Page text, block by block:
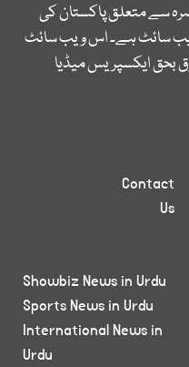
سے متعلق پاکستان کی
سائٹ ہے۔ اس ویب سائٹ
بحق ایکسپریس میڈیا
Contact
Us
Showbiz News in Urdu
Sports News in Urdu
International News in
Urdu